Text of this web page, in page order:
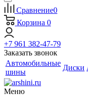
Сравнение0
Корзина 0
+7 961 382-47-79
Заказать звонок
Автомобильные
шины
Диски
Меню